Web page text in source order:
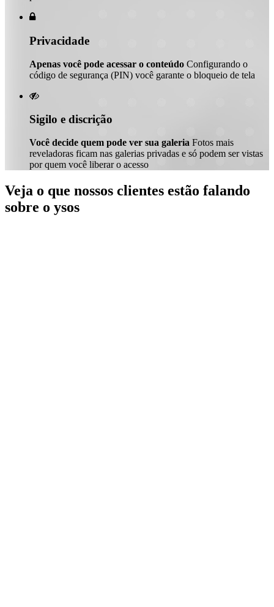

Privacidade
Apenas você pode acessar o conteúdo Configurando o
código de segurança (PIN) você garante o bloqueio de tela

Sigilo e discrição
Você decide quem pode ver sua galeria Fotos mais
reveladoras ficam nas galerias privadas e só podem ser vistas
por quem você liberar o acesso
Veja o que nossos clientes estão falando
sobre o ysos